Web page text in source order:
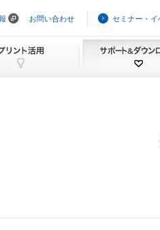
お問い合わせ セミナー・イ